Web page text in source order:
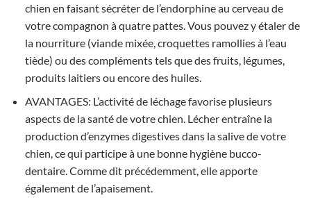
chien en faisant sécréter de l’endorphine au cerveau de
votre compagnon à quatre pattes. Vous pouvez y étaler de
la nourriture (viande mixée, croquettes ramollies à l’eau
tiède) ou des compléments tels que des fruits, légumes,
produits laitiers ou encore des huiles.
AVANTAGES: L’activité de léchage favorise plusieurs
aspects de la santé de votre chien. Lécher entraîne la
production d’enzymes digestives dans la salive de votre
chien, ce qui participe à une bonne hygiène bucco-
dentaire. Comme dit précédemment, elle apporte
également de l’apaisement.